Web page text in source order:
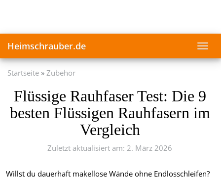
Heimschrauber.de
Startseite Zubehör
Flüssige Rauhfaser Test: Die 9
besten Flüssigen Rauhfasern im
Vergleich
Zuletzt aktualisiert am: 2. März 2026
Willst du dauerhaft makellose Wände ohne Endlosschleifen?